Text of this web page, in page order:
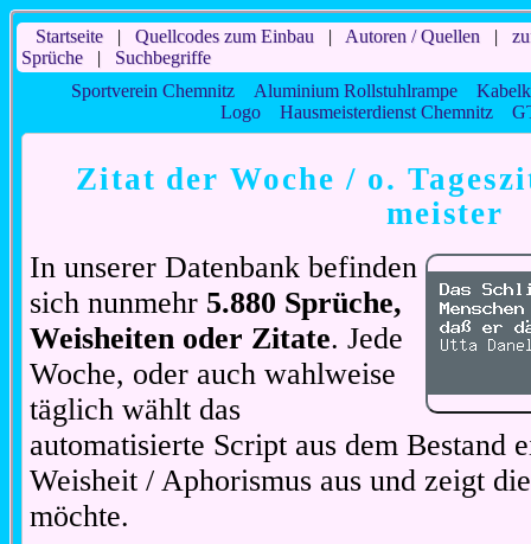
Startseite| Quellcodes zum Einbau | Autoren / Quellen |
Sprüche| Suchbegriffe
Sportverein Chemnitz
Aluminium Rollstuhlrampe
Logo
Hausmeisterdienst Chemnitz
Zitat der Woche / o.
meister
In unserer Datenbank befinden
sich nunmehr 5.880 Sprüche,
Weisheiten oder Zitate. Jede
Woche, oder auch wahlweise
täglich wählt das
automatisierte Script aus dem Bestand
Weisheit / Aphorismus aus und zeigt
möchte.